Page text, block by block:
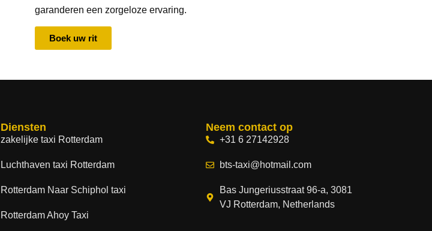
garanderen een zorgeloze ervaring.
Boek uw rit
Diensten
zakelijke taxi Rotterdam
Luchthaven taxi Rotterdam
Rotterdam Naar Schiphol taxi
Rotterdam Ahoy Taxi
Neem contact op
+31 6 27142928
bts-taxi@hotmail.com
Bas Jungeriusstraat 96-a, 3081
VJ Rotterdam, Netherlands